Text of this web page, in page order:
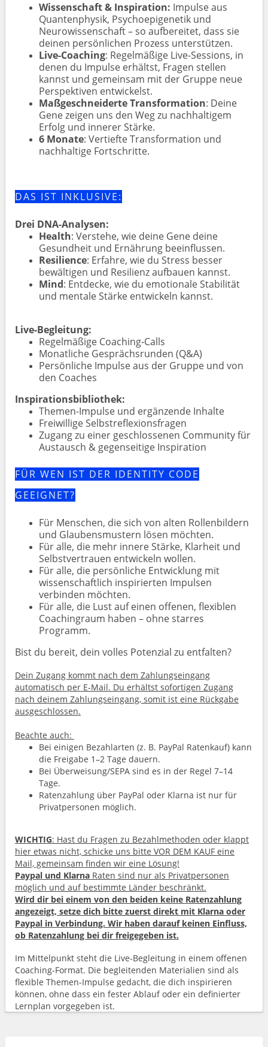
Wissenschaft & Inspiration: Impulse aus
Quantenphysik, Psychoepigenetik und
Neurowissenschaft – so aufbereitet, dass sie
deinen persönlichen Prozess unterstützen.
Live-Coaching: Regelmäßige Live-Sessions, in
denen du Impulse erhältst, Fragen stellen
kannst und gemeinsam mit der Gruppe neue
Perspektiven entwickelst.
Maßgeschneiderte Transformation: Deine
Gene zeigen uns den Weg zu nachhaltigem
Erfolg und innerer Stärke.
6 Monate: Vertiefte Transformation und
nachhaltige Fortschritte.
DAS IST INKLUSIVE:
Drei DNA-Analysen:
Health: Verstehe, wie deine Gene deine
Gesundheit und Ernährung beeinflussen.
Resilience: Erfahre, wie du Stress besser
bewältigen und Resilienz aufbauen kannst.
Mind: Entdecke, wie du emotionale Stabilität
und mentale Stärke entwickeln kannst.
Live-Begleitung:
Regelmäßige Coaching-Calls
Monatliche Gesprächsrunden (Q&A)
Persönliche Impulse aus der Gruppe und von
den Coaches
Inspirationsbibliothek:
Themen-Impulse und ergänzende Inhalte
Freiwillige Selbstreflexionsfragen
Zugang zu einer geschlossenen Community für
Austausch & gegenseitige Inspiration
FÜR WEN IST DER IDENTITY CODE
GEEIGNET?
Für Menschen, die sich von alten Rollenbildern
und Glaubensmustern lösen möchten.
Für alle, die mehr innere Stärke, Klarheit und
Selbstvertrauen entwickeln wollen.
Für alle, die persönliche Entwicklung mit
wissenschaftlich inspirierten Impulsen
verbinden möchten.
Für alle, die Lust auf einen offenen, flexiblen
Coachingraum haben – ohne starres
Programm.
Bist du bereit, dein volles Potenzial zu entfalten?
Dein Zugang kommt nach dem Zahlungseingang
automatisch per E-Mail. Du erhältst sofortigen Zugang
nach deinem Zahlungseingang, somit ist eine Rückgabe
ausgeschlossen.
Beachte auch:
Bei einigen Bezahlarten (z. B. PayPal Ratenkauf) kann
die Freigabe 1–2 Tage dauern.
Bei Überweisung/SEPA sind es in der Regel 7–14
Tage.
Ratenzahlung über PayPal oder Klarna ist nur für
Privatpersonen möglich.
WICHTIG: Hast du Fragen zu Bezahlmethoden oder klappt
hier etwas nicht, schicke uns bitte VOR DEM KAUF eine
Mail, gemeinsam finden wir eine Lösung!
Paypal und Klarna Raten sind nur als Privatpersonen
möglich und auf bestimmte Länder beschränkt.
Wird dir bei einem von den beiden keine Ratenzahlung
angezeigt, setze dich bitte zuerst direkt mit Klarna oder
Paypal in Verbindung. Wir haben darauf keinen Einfluss,
ob Ratenzahlung bei dir freigegeben ist.
Im Mittelpunkt steht die Live-Begleitung in einem offenen
Coaching-Format. Die begleitenden Materialien sind als
flexible Themen-Impulse gedacht, die dich inspirieren
können, ohne dass ein fester Ablauf oder ein definierter
Lernplan vorgegeben ist.